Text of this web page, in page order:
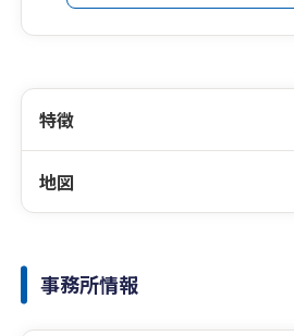
特徴
地図
事務所情報